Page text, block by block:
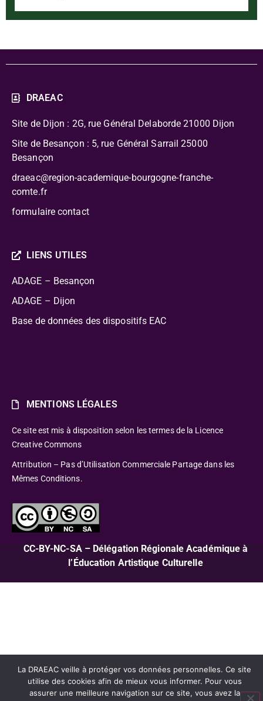
DRAEAC
Site de Dijon : 2G, rue Général Delaborde 21000 Dijon
Site de Besançon : 5, rue Général Sarrail 25000
Besançon
draeac@region-academique-bourgogne-franche-
comte.fr
formulaire contact
LIENS UTILES
ADAGE – Besançon
ADAGE – Dijon
Base de données des dispositifs EAC
MENTIONS LÉGALES
Ce site est mis à disposition selon les termes de la Licence
Creative Commons
Attribution – Pas d’Utilisation Commerciale Partage dans les
Mêmes Conditions.
CC-BY-NC-SA – Délégation Régionale Académique à
l’Éducation Artistique Culturelle
La DRAEAC veille à protéger vos données personnelles. Ce site
utilise des cookies afin de mieux vous informer. Pour vous
assurer une meilleure navigation sur ce site, vous avez la